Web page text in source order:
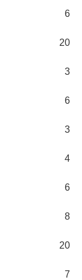
6
20
3
6
3
4
6
8
20
7